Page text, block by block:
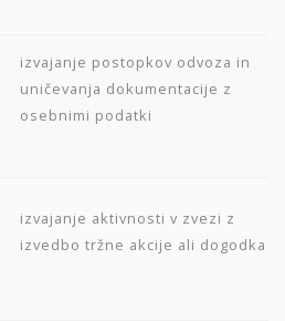
izvajanje postopkov odvoza in
uničevanja dokumentacije z
osebnimi podatki
izvajanje aktivnosti v zvezi z
izvedbo tržne akcije ali dogodka